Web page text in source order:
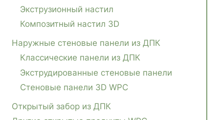
Экструзионный настил
Композитный настил 3D
Наружные стеновые панели из ДПК
Классические панели из ДПК
Экструдированные стеновые панели
Стеновые панели 3D WPC
Открытый забор из ДПК